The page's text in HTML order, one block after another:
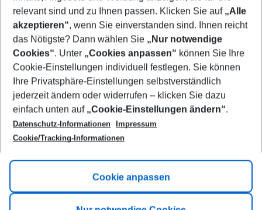
Show more filter
Footer
Footer navigation
Title A
Link A
relevant sind und zu Ihnen passen. Klicken Sie auf „Alle
akzeptieren“, wenn Sie einverstanden sind. Ihnen reicht
das Nötigste? Dann wählen Sie „Nur notwendige
Cookies“. Unter „Cookies anpassen“ können Sie Ihre
Cookie-Einstellungen individuell festlegen. Sie können
Ihre Privatsphäre-Einstellungen selbstverständlich
jederzeit ändern oder widerrufen – klicken Sie dazu
einfach unten auf „Cookie-Einstellungen ändern“.
Datenschutz-Informationen
Impressum
Cookie/Tracking-Informationen
Cookie anpassen